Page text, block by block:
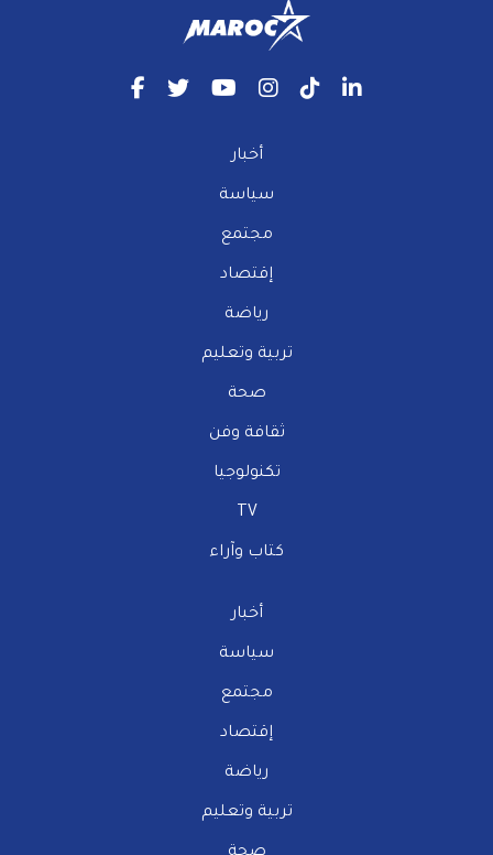
أخبار
سياسة
مجتمع
إقتصاد
رياضة
تربية وتعليم
صحة
ثقافة وفن
تكنولوجيا
TV
كتاب وآراء
أخبار
سياسة
مجتمع
إقتصاد
رياضة
تربية وتعليم